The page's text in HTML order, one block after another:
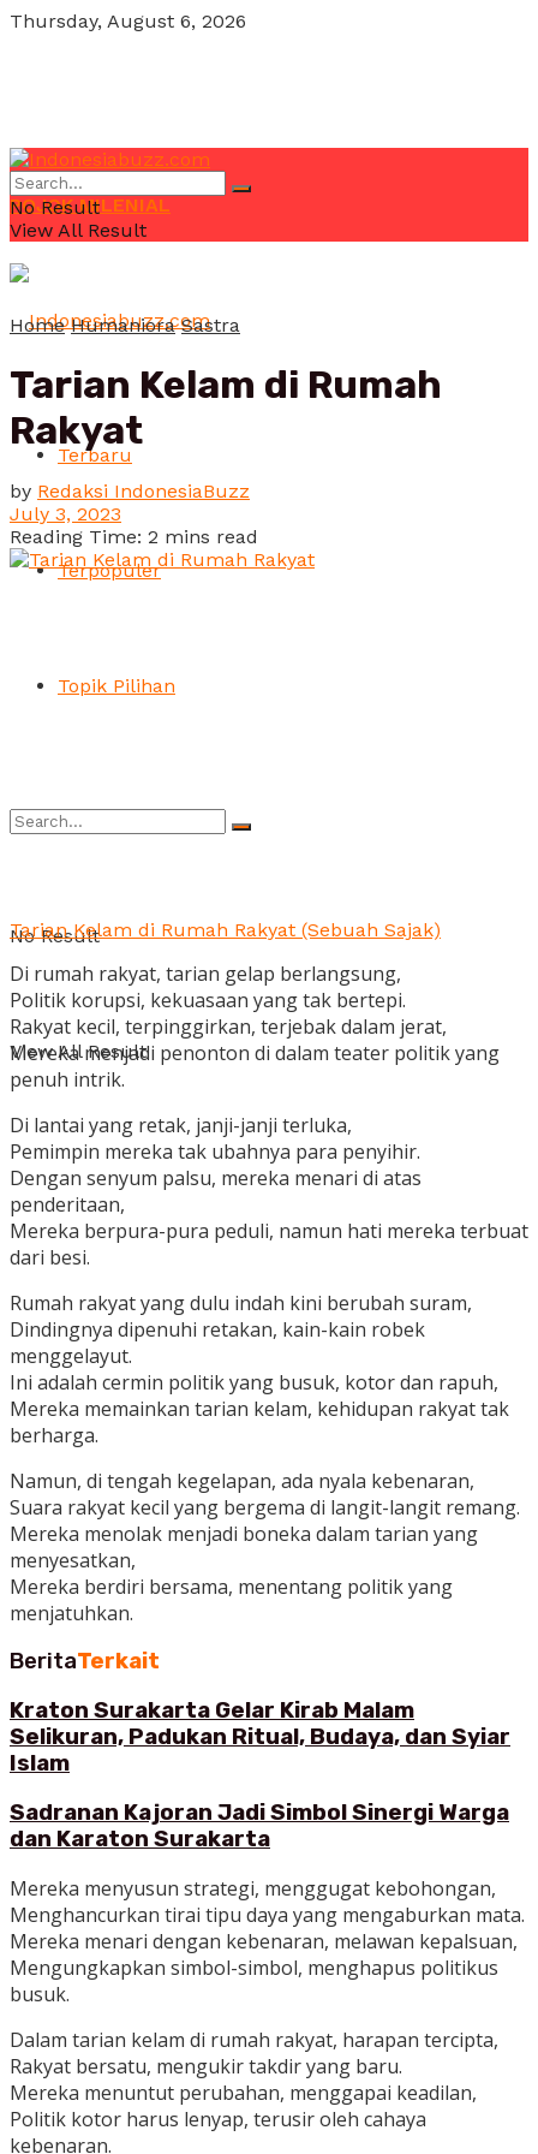
Thursday, August 6, 2026
POJOK MILENIAL
Terbaru
Terpopuler
Topik Pilihan
No Result
View All Result
No Result
View All Result
Home Humaniora Sastra
Tarian Kelam di Rumah
Rakyat
by Redaksi IndonesiaBuzz
July 3, 2023
Reading Time: 2 mins read
Tarian Kelam di Rumah Rakyat (Sebuah Sajak)
Di rumah rakyat, tarian gelap berlangsung,
Politik korupsi, kekuasaan yang tak bertepi.
Rakyat kecil, terpinggirkan, terjebak dalam jerat,
Mereka menjadi penonton di dalam teater politik yang
penuh intrik.
Di lantai yang retak, janji-janji terluka,
Pemimpin mereka tak ubahnya para penyihir.
Dengan senyum palsu, mereka menari di atas
penderitaan,
Mereka berpura-pura peduli, namun hati mereka terbuat
dari besi.
Rumah rakyat yang dulu indah kini berubah suram,
Dindingnya dipenuhi retakan, kain-kain robek
menggelayut.
Ini adalah cermin politik yang busuk, kotor dan rapuh,
Mereka memainkan tarian kelam, kehidupan rakyat tak
berharga.
Namun, di tengah kegelapan, ada nyala kebenaran,
Suara rakyat kecil yang bergema di langit-langit remang.
Mereka menolak menjadi boneka dalam tarian yang
menyesatkan,
Mereka berdiri bersama, menentang politik yang
menjatuhkan.
BeritaTerkait
Kraton Surakarta Gelar Kirab Malam
Selikuran, Padukan Ritual, Budaya, dan Syiar
Islam
Sadranan Kajoran Jadi Simbol Sinergi Warga
dan Karaton Surakarta
Mereka menyusun strategi, menggugat kebohongan,
Menghancurkan tirai tipu daya yang mengaburkan mata.
Mereka menari dengan kebenaran, melawan kepalsuan,
Mengungkapkan simbol-simbol, menghapus politikus
busuk.
Dalam tarian kelam di rumah rakyat, harapan tercipta,
Rakyat bersatu, mengukir takdir yang baru.
Mereka menuntut perubahan, menggapai keadilan,
Politik kotor harus lenyap, terusir oleh cahaya
kebenaran.